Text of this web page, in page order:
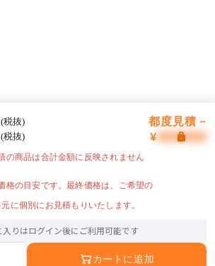
税抜) 都度見積 ~
税抜) ¥
の商品は合計金額に反映されません
格の目安です。最終価格は、ご希望の
に個別にお見積もりいたします。
入りはログイン後にご利用可能です
カートに追加